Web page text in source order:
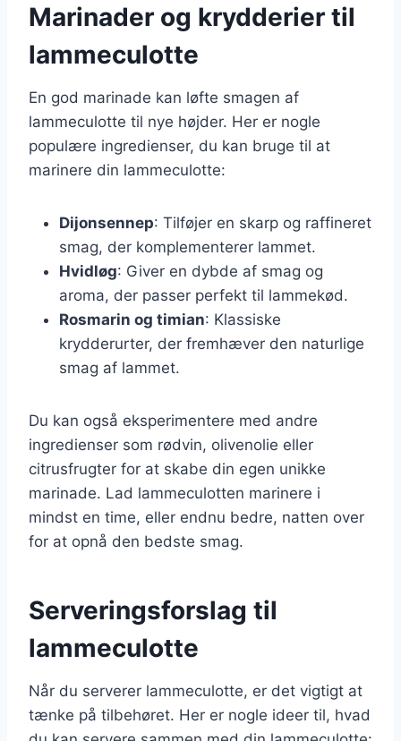
Marinader og krydderier til
lammeculotte
En god marinade kan løfte smagen af
lammeculotte til nye højder. Her er nogle
populære ingredienser, du kan bruge til at
marinere din lammeculotte:
Dijonsennep: Tilføjer en skarp og raffineret
smag, der komplementerer lammet.
Hvidløg: Giver en dybde af smag og
aroma, der passer perfekt til lammekød.
Rosmarin og timian: Klassiske
krydderurter, der fremhæver den naturlige
smag af lammet.
Du kan også eksperimentere med andre
ingredienser som rødvin, olivenolie eller
citrusfrugter for at skabe din egen unikke
marinade. Lad lammeculotten marinere i
mindst en time, eller endnu bedre, natten over
for at opnå den bedste smag.
Serveringsforslag til
lammeculotte
Når du serverer lammeculotte, er det vigtigt at
tænke på tilbehøret. Her er nogle ideer til, hvad